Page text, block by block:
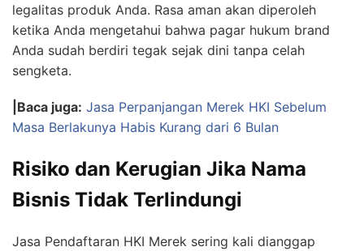
legalitas produk Anda. Rasa aman akan diperoleh
ketika Anda mengetahui bahwa pagar hukum brand
Anda sudah berdiri tegak sejak dini tanpa celah
sengketa.
|Baca juga: Jasa Perpanjangan Merek HKI Sebelum
Masa Berlakunya Habis Kurang dari 6 Bulan
Risiko dan Kerugian Jika Nama
Bisnis Tidak Terlindungi
Jasa Pendaftaran HKI Merek sering kali dianggap